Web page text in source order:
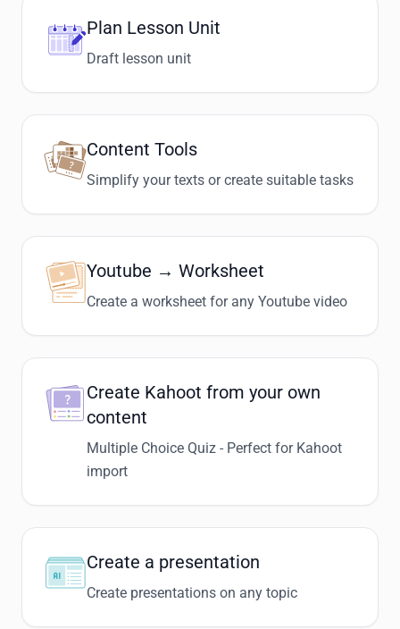
Plan Lesson Unit
Draft lesson unit
Content Tools
Simplify your texts or create suitable tasks
Youtube → Worksheet
Create a worksheet for any Youtube video
Create Kahoot from your own
content
Multiple Choice Quiz - Perfect for Kahoot
import
Create a presentation
Create presentations on any topic